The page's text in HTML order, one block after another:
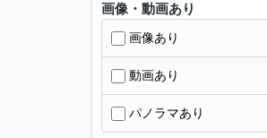
画像・動画あり
画像あり
動画あり
パノラマあり